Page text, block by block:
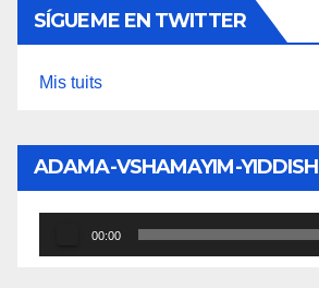
SÍGUEME EN TWITTER
Mis tuits
ADAMA-VSHAMAYIM-YIDDISH
Reproductor
de
00:00